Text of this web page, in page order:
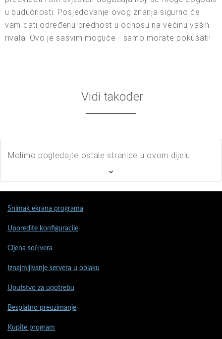
u budućnosti. Posjedovanje ovog znanja sigurno će
vam dati određenu prednost u odnosu na većinu vaših
rivala! Ovo je sasvim moguće - samo morate pokušati!
Vidi također
Molimo pogledajte ostale stranice u ovom dijelu
Snimak ekrana programa
Uporedite konfiguracije
Cijena softvera
Iznajmljivanje servera u oblaku
Uputstvo za upotrebu
Besplatno preuzimanje
Kupite program